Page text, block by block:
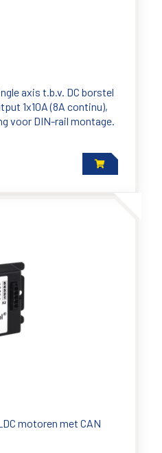
axis t.b.v. DC borstel
1x10A (8A continu),
voor DIN-rail montage.
motoren met CAN